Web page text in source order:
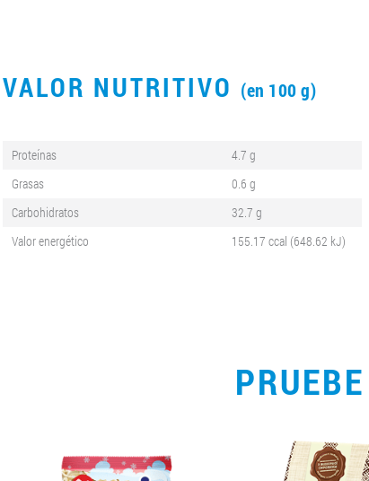
VALOR NUTRITIVO (en 100 g)
Proteínas
4.7 g
Grasas
0.6 g
Carbohidratos
32.7 g
Valor energético
155.17 ccal (648.62 kJ)